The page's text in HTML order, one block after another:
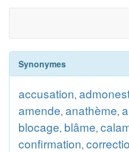
Synonymes
accusation,
amende, anathème,
blocage, blâme,
confirmation,